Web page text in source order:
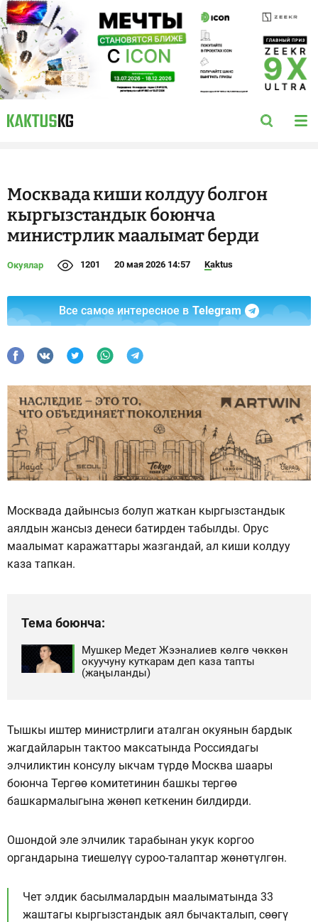
Москвада киши колдуу болгон
кыргызстандык боюнча
министрлик маалымат берди
Окуялар 1201 20 мая 2026 14:57 Kaktus
Все самое интересное в Telegram
Москвада дайынсыз болуп жаткан кыргызстандык
аялдын жансыз денеси батирден табылды. Орус
маалымат каражаттары жазгандай, ал киши колдуу
каза тапкан.
Тема боюнча:
Мушкер Медет Жээналиев көлгө чөккөн
окуучуну куткарам деп каза тапты
(жаңыланды)
Тышкы иштер министрлиги аталган окуянын бардык
жагдайларын тактоо максатында Россиядагы
элчиликтин консулу ыкчам түрдө Москва шаары
боюнча Тергөө комитетинин башкы тергөө
башкармалыгына жөнөп кеткенин билдирди.
Ошондой эле элчилик тарабынан укук коргоо
органдарына тиешелүү суроо-талаптар жөнөтүлгөн.
Чет элдик басылмалардын маалыматында 33
жаштагы кыргызстандык аял бычакталып, сөөгү